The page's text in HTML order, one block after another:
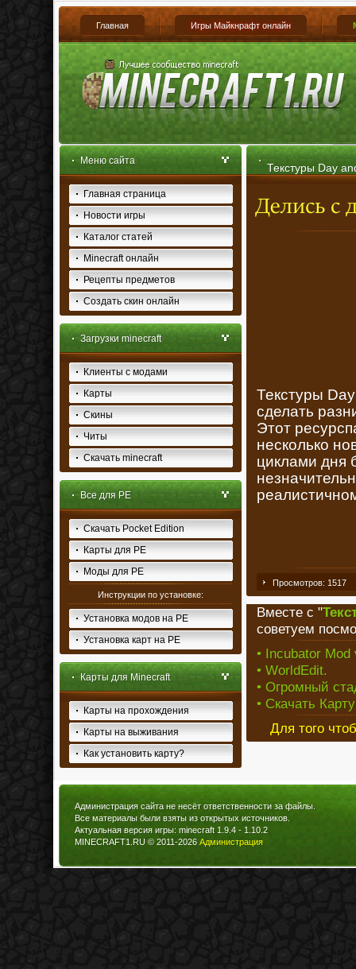
Главная Игры Майкнрафт онлайн
Меню сайта
Главная страница
Новости игры
Каталог статей
Minecraft онлайн
Рецепты предметов
Создать скин онлайн
Загрузки minecraft
Клиенты с модами
Карты
Скины
Читы
Скачать minecraft
Все для PE
Скачать Pocket Edition
Карты для PE
Моды для PE
Инструкции по установке:
Установка модов на PE
Установка карт на PE
Карты для Minecraft
Карты на прохождения
Карты на выживания
Как установить карту?
Текстуры Day
Текстуры
сделать
Этот
несколько
циклами дня
Просмотров: 1517
Вместе с "
советуем
• Incubator Mod
• WorldEdit.
• Огромный
• Скачать
Для того
Администрация сайта не несёт ответственности за файлы.
Все материалы были взяты из открытых источников.
Актуальная версия игры: minecraft 1.9.4 - 1.10.2
MINECRAFT1.RU © 2011-2026 Администрация